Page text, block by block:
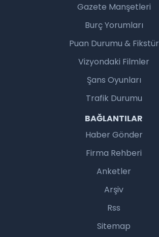
Gazete Manşetleri
Burç Yorumları
Puan Durumu & Fikstür
Vizyondaki Filmler
Şans Oyunları
Trafik Durumu
BAĞLANTILAR
Haber Gönder
Firma Rehberi
Anketler
Arşiv
Rss
Sitemap